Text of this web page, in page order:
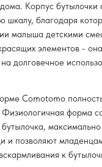
Корпус бутылочки
шкалу, благодаря
малыша детскими
элементов -
долговечное
Comotomo
форма
бутылочка,
и позволяют
к